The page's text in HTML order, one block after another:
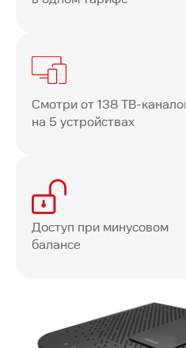
Смотри от 138 ТВ-каналов
на 5 устройствах
Доступ при минусовом
балансе